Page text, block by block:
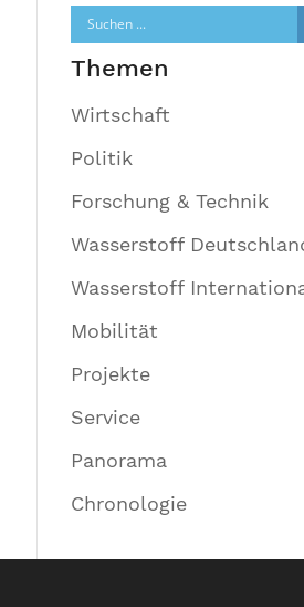
Themen
Wirtschaft
Politik
Forschung & Technik
Wasserstoff
Wasserstoff
Mobilität
Projekte
Service
Panorama
Chronologie